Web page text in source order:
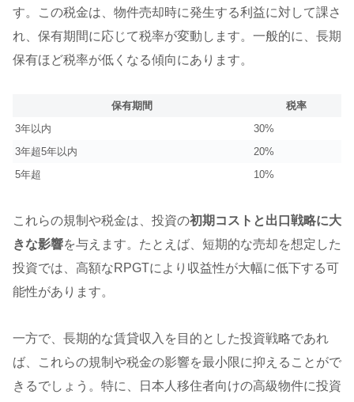
す。この税金は、物件売却時に発生する利益に対して課さ
れ、保有期間に応じて税率が変動します。一般的に、長期
保有ほど税率が低くなる傾向にあります。
保有期間
税率
3年以内
30%
3年超5年以内
20%
5年超
10%
これらの規制や税金は、投資の初期コストと出口戦略に大
きな影響を与えます。たとえば、短期的な売却を想定した
投資では、高額なRPGTにより収益性が大幅に低下する可
能性があります。
一方で、長期的な賃貸収入を目的とした投資戦略であれ
ば、これらの規制や税金の影響を最小限に抑えることがで
きるでしょう。特に、日本人移住者向けの高級物件に投資